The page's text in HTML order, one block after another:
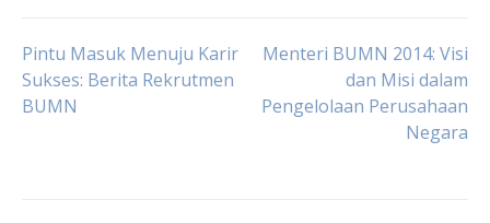
Post
navigation
Pintu Masuk Menuju Karir
Sukses: Berita Rekrutmen
BUMN
Menteri BUMN 2014: Visi
dan Misi dalam
Pengelolaan Perusahaan
Negara